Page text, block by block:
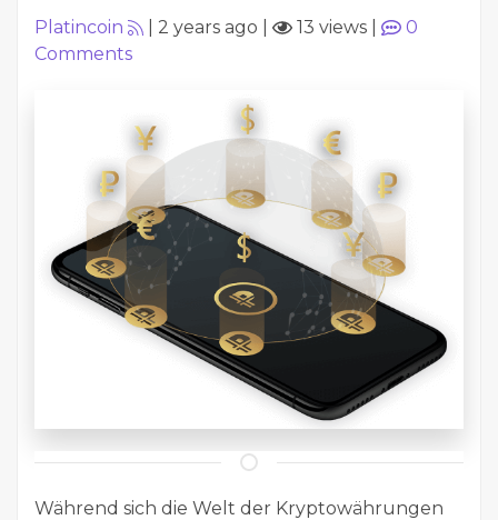
Platincoin 2 years ago 13 views
0
Comments
Während sich die Welt der Kryptowährungen